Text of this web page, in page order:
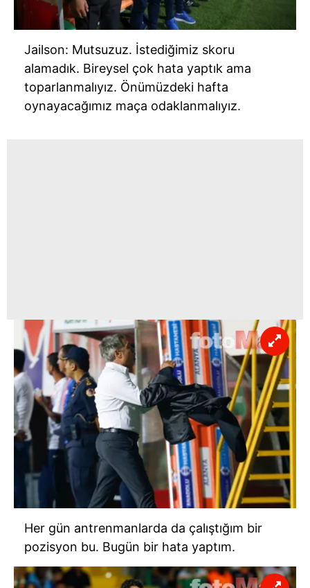
Jailson: Mutsuzuz. İstediğimiz skoru
alamadık. Bireysel çok hata yaptık ama
toparlanmalıyız. Önümüzdeki hafta
oynayacağımız maça odaklanmalıyız.
Her gün antrenmanlarda da çalıştığım bir
pozisyon bu. Bugün bir hata yaptım.